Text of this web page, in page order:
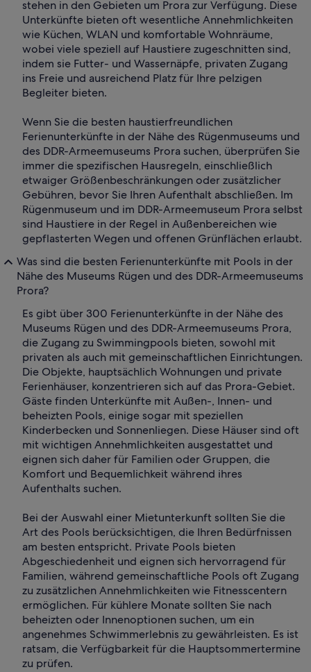
stehen in den Gebieten um Prora zur Verfügung. Diese
Unterkünfte bieten oft wesentliche Annehmlichkeiten
wie Küchen, WLAN und komfortable Wohnräume,
wobei viele speziell auf Haustiere zugeschnitten sind,
indem sie Futter- und Wassernäpfe, privaten Zugang
ins Freie und ausreichend Platz für Ihre pelzigen
Begleiter bieten.
Wenn Sie die besten haustierfreundlichen
Ferienunterkünfte in der Nähe des Rügenmuseums und
des DDR-Armeemuseums Prora suchen, überprüfen Sie
immer die spezifischen Hausregeln, einschließlich
etwaiger Größenbeschränkungen oder zusätzlicher
Gebühren, bevor Sie Ihren Aufenthalt abschließen. Im
Rügenmuseum und im DDR-Armeemuseum Prora selbst
sind Haustiere in der Regel in Außenbereichen wie
gepflasterten Wegen und offenen Grünflächen erlaubt.
Was sind die besten Ferienunterkünfte mit Pools in der
Nähe des Museums Rügen und des DDR-Armeemuseums
Prora?
Es gibt über 300 Ferienunterkünfte in der Nähe des
Museums Rügen und des DDR-Armeemuseums Prora,
die Zugang zu Swimmingpools bieten, sowohl mit
privaten als auch mit gemeinschaftlichen Einrichtungen.
Die Objekte, hauptsächlich Wohnungen und private
Ferienhäuser, konzentrieren sich auf das Prora-Gebiet.
Gäste finden Unterkünfte mit Außen-, Innen- und
beheizten Pools, einige sogar mit speziellen
Kinderbecken und Sonnenliegen. Diese Häuser sind oft
mit wichtigen Annehmlichkeiten ausgestattet und
eignen sich daher für Familien oder Gruppen, die
Komfort und Bequemlichkeit während ihres
Aufenthalts suchen.
Bei der Auswahl einer Mietunterkunft sollten Sie die
Art des Pools berücksichtigen, die Ihren Bedürfnissen
am besten entspricht. Private Pools bieten
Abgeschiedenheit und eignen sich hervorragend für
Familien, während gemeinschaftliche Pools oft Zugang
zu zusätzlichen Annehmlichkeiten wie Fitnesscentern
ermöglichen. Für kühlere Monate sollten Sie nach
beheizten oder Innenoptionen suchen, um ein
angenehmes Schwimmerlebnis zu gewährleisten. Es ist
ratsam, die Verfügbarkeit für die Hauptsommertermine
zu prüfen.